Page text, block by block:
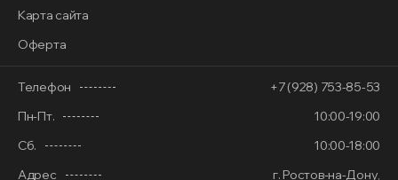
Карта сайта
Оферта
Телефон
+7 (928) 753-85-53
Пн-Пт.
10:00-19:00
Сб.
10:00-18:00
Адрес
г. Ростов-на-Дону,